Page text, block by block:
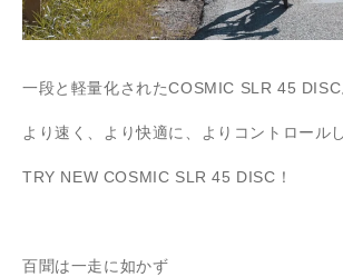
一段と軽量化されたCOSMIC SLR 45 DISC
より速く、より快適に、よりコントロール
TRY NEW COSMIC SLR 45 DISC！
百聞は一走に如かず